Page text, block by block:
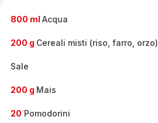
800 ml Acqua
200 g Cereali misti (riso, farro, orzo)
Sale
200 g Mais
20 Pomodorini